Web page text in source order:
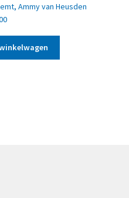
, Ammy van Heusden